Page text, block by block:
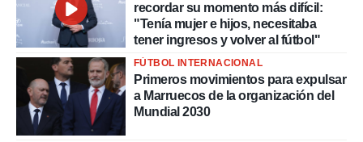
recordar su momento más difícil:
"Tenía mujer e hijos, necesitaba
tener ingresos y volver al fútbol"
FÚTBOL INTERNACIONAL
Primeros movimientos para expulsar
a Marruecos de la organización del
Mundial 2030